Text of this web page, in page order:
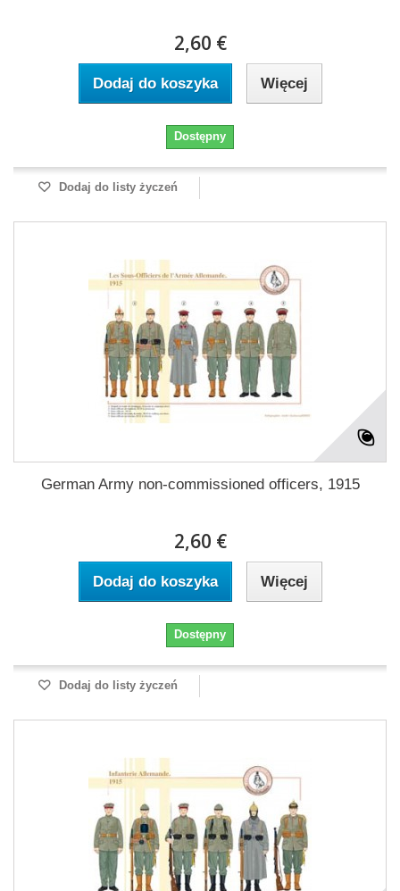
2,60 €
Dodaj do koszyka Więcej
Dostępny
Dodaj do listy życzeń
German Army non-commissioned officers, 1915
2,60 €
Dodaj do koszyka Więcej
Dostępny
Dodaj do listy życzeń